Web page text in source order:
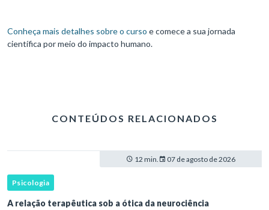
Conheça mais detalhes sobre o curso e comece a sua jornada
científica por meio do impacto humano.
CONTEÚDOS RELACIONADOS
12 min. 07 de agosto de 2026
Psicologia
A relação terapêutica sob a ótica da neurociência